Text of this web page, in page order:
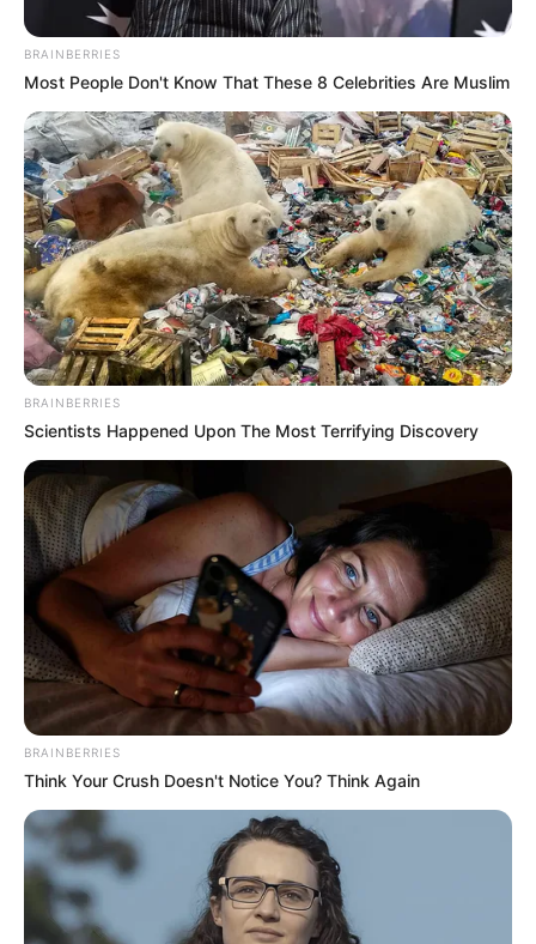
PostedFriss hírek
Andrási Betty pszichológus
elemezte ki Magyar Péter
interjúját: döbbenetes dolgot
mondott
bySzerző • April 15, 2026
BRAINBERRIES
Most People Don't Know That These 8 Celebrities Are Muslim
BRAINBERRIES
Scientists Happened Upon The Most Terrifying Discovery
BRAINBERRIES
Think Your Crush Doesn't Notice You? Think Again